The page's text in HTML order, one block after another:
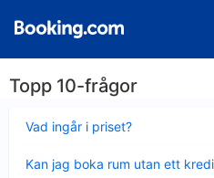
Topp 10-frågor
Vad ingår i priset?
mindre
Kan jag boka rum utan ett
mindre